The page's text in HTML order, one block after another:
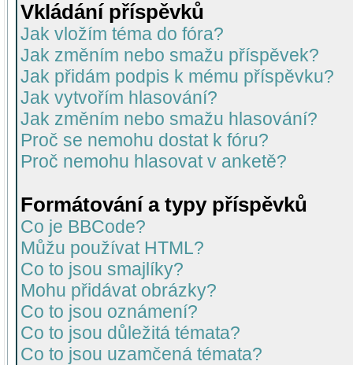
Vkládání příspěvků
Jak vložím téma do fóra?
Jak změním nebo smažu příspěvek?
Jak přidám podpis k mému příspěvku?
Jak vytvořím hlasování?
Jak změním nebo smažu hlasování?
Proč se nemohu dostat k fóru?
Proč nemohu hlasovat v anketě?
Formátování a typy příspěvků
Co je BBCode?
Můžu používat HTML?
Co to jsou smajlíky?
Mohu přidávat obrázky?
Co to jsou oznámení?
Co to jsou důležitá témata?
Co to jsou uzamčená témata?